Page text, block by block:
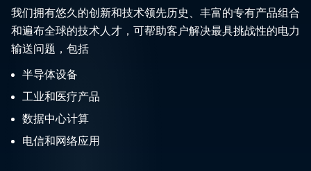
我们拥有悠久的创新和技术领先历史、丰富的专有产品组合
和遍布全球的技术人才，可帮助客户解决最具挑战性的电力
输送问题，包括
半导体设备
工业和医疗产品
数据中心计算
电信和网络应用